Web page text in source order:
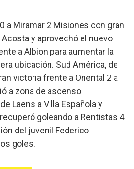
a Miramar 2 Misiones con gran
y aprovechó el nuevo
a Albion para aumentar la
ubicación. Sud América, de
victoria frente a Oriental 2 a
a zona de ascenso
Laens a Villa Española y
goleando a Rentistas 4
del juvenil Federico
goles.